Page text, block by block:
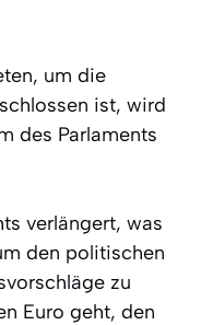
um die
ist, wird
des Parlaments
verlängert, was
den politischen
zu
Euro geht, den